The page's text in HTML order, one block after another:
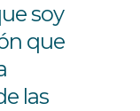
soy
que
las